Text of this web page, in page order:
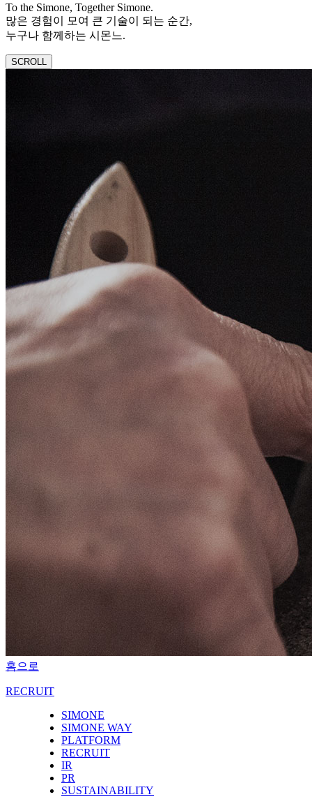
To the Simone, Together Simone.
많은 경험이 모여 큰 기술이 되는 순간,
누구나 함께하는 시몬느.
SCROLL
홈으로
RECRUIT
SIMONE
SIMONE WAY
PLATFORM
RECRUIT
IR
PR
SUSTAINABILITY